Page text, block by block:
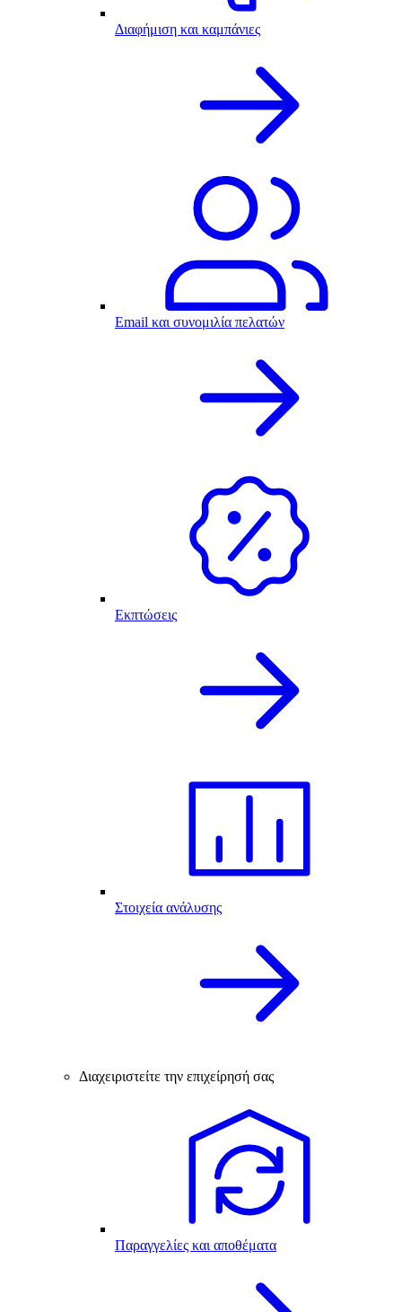
Διαφήμιση και καμπάνιες
Email και συνομιλία πελατών
Εκπτώσεις
Στοιχεία ανάλυσης
Διαχειριστείτε την επιχείρησή σας
Παραγγελίες και αποθέματα